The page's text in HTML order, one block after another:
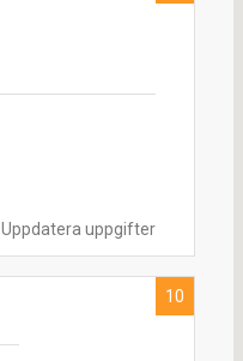
Uppdatera uppgifter
10